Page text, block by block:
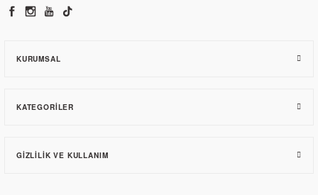
KURUMSAL
KATEGORILER
GIZLILIK VE KULLANIM